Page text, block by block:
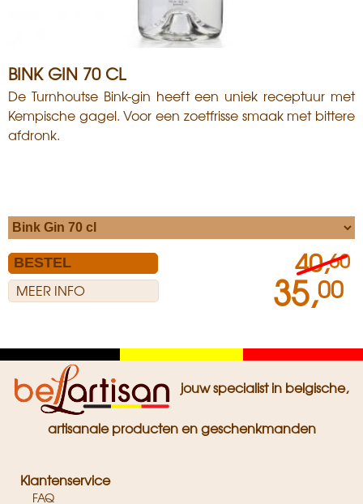
BINK GIN 70 CL
De Turnhoutse Bink-gin heeft een uniek receptuur met
Kempische gagel. Voor een zoetfrisse smaak met bittere
afdronk.
MEER INFO
40,60
35,00
jouw specialist in belgische,
artisanale producten en geschenkmanden
Klantenservice
FAQ